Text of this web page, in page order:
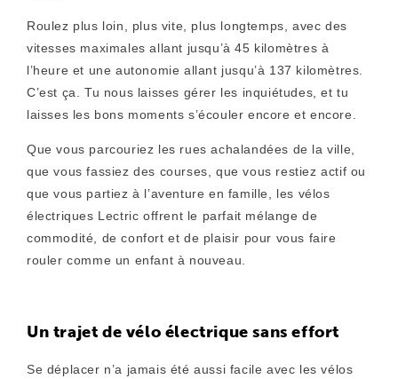
Roulez plus loin, plus vite, plus longtemps, avec des
vitesses maximales allant jusqu’à 45 kilomètres à
l’heure et une autonomie allant jusqu’à 137 kilomètres.
C’est ça. Tu nous laisses gérer les inquiétudes, et tu
laisses les bons moments s’écouler encore et encore.
Que vous parcouriez les rues achalandées de la ville,
que vous fassiez des courses, que vous restiez actif ou
que vous partiez à l’aventure en famille, les vélos
électriques Lectric offrent le parfait mélange de
commodité, de confort et de plaisir pour vous faire
rouler comme un enfant à nouveau.
Un trajet de vélo électrique sans effort
Se déplacer n’a jamais été aussi facile avec les vélos